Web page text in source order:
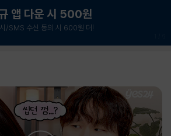
앱 다운 시 500원
/SMS 수신 동의 시 600원 더!